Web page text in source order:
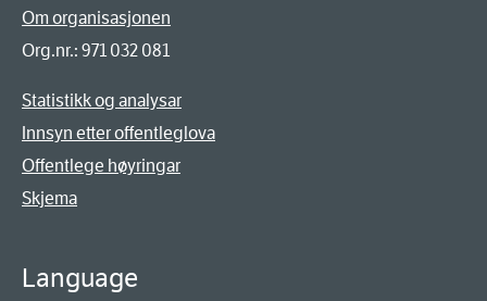
Om organisasjonen
Org.nr.: 971 032 081
Statistikk og analysar
Innsyn etter offentleglova
Offentlege høyringar
Skjema
Language